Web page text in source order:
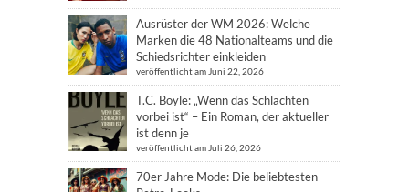
Ausrüster der WM 2026: Welche
Marken die 48 Nationalteams und die
Schiedsrichter einkleiden
veröffentlicht am Juni 22, 2026
T.C. Boyle: „Wenn das Schlachten
vorbei ist“ – Ein Roman, der aktueller
ist denn je
veröffentlicht am Juli 26, 2026
70er Jahre Mode: Die beliebtesten